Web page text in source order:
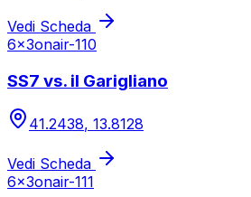
Vedi Scheda
6x3onair-110
SS7 vs. il Garigliano
41.2438, 13.8128
Vedi Scheda
6x3onair-111